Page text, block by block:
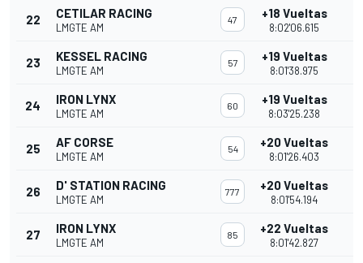
22 CETILAR RACING
LMGTE AM
47 +18 Vueltas
8:02'06.615
23 KESSEL RACING
LMGTE AM
57 +19 Vueltas
8:01'38.975
24 IRON LYNX
LMGTE AM
60 +19 Vueltas
8:03'25.238
25 AF CORSE
LMGTE AM
54 +20 Vueltas
8:01'26.403
26 D' STATION RACING
LMGTE AM
777 +20 Vueltas
8:01'54.194
27 IRON LYNX
LMGTE AM
85 +22 Vueltas
8:01'42.827